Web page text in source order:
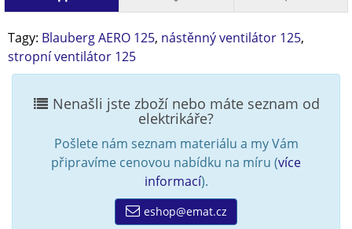
Tagy: Blauberg AERO 125, nástěnný ventilátor 125,
stropní ventilátor 125
Nenašli jste zboží nebo máte seznam od
elektrikáře?
Pošlete nám seznam materiálu a my Vám
připravíme cenovou nabídku na míru (více
informací).
eshop@emat.cz